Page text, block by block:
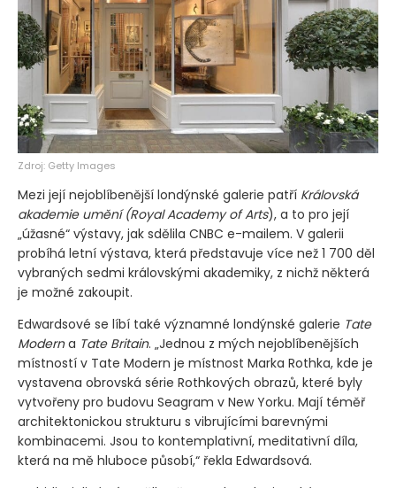
Zdroj: Getty Images
Mezi její nejoblíbenější londýnské galerie patří Královská
akademie umění(Royal Academy of Arts), a to pro její
„úžasné“ výstavy, jak sdělila CNBC e-mailem. V galerii
probíhá letní výstava, která představuje více než 1 700 děl
vybraných sedmi královskými akademiky, z nichž některá
je možné zakoupit.
Edwardsové se líbí také významné londýnské galerie Tate
Moderna Tate Britain. „Jednou z mých nejoblíbenějších
místností v Tate Modern je místnost Marka Rothka, kde je
vystavena obrovská série Rothkových obrazů, které byly
vytvořeny pro budovu Seagram v New Yorku. Mají téměř
architektonickou strukturu s vibrujícími barevnými
kombinacemi. Jsou to kontemplativní, meditativní díla,
která na mě hluboce působí,“ řekla Edwardsová.